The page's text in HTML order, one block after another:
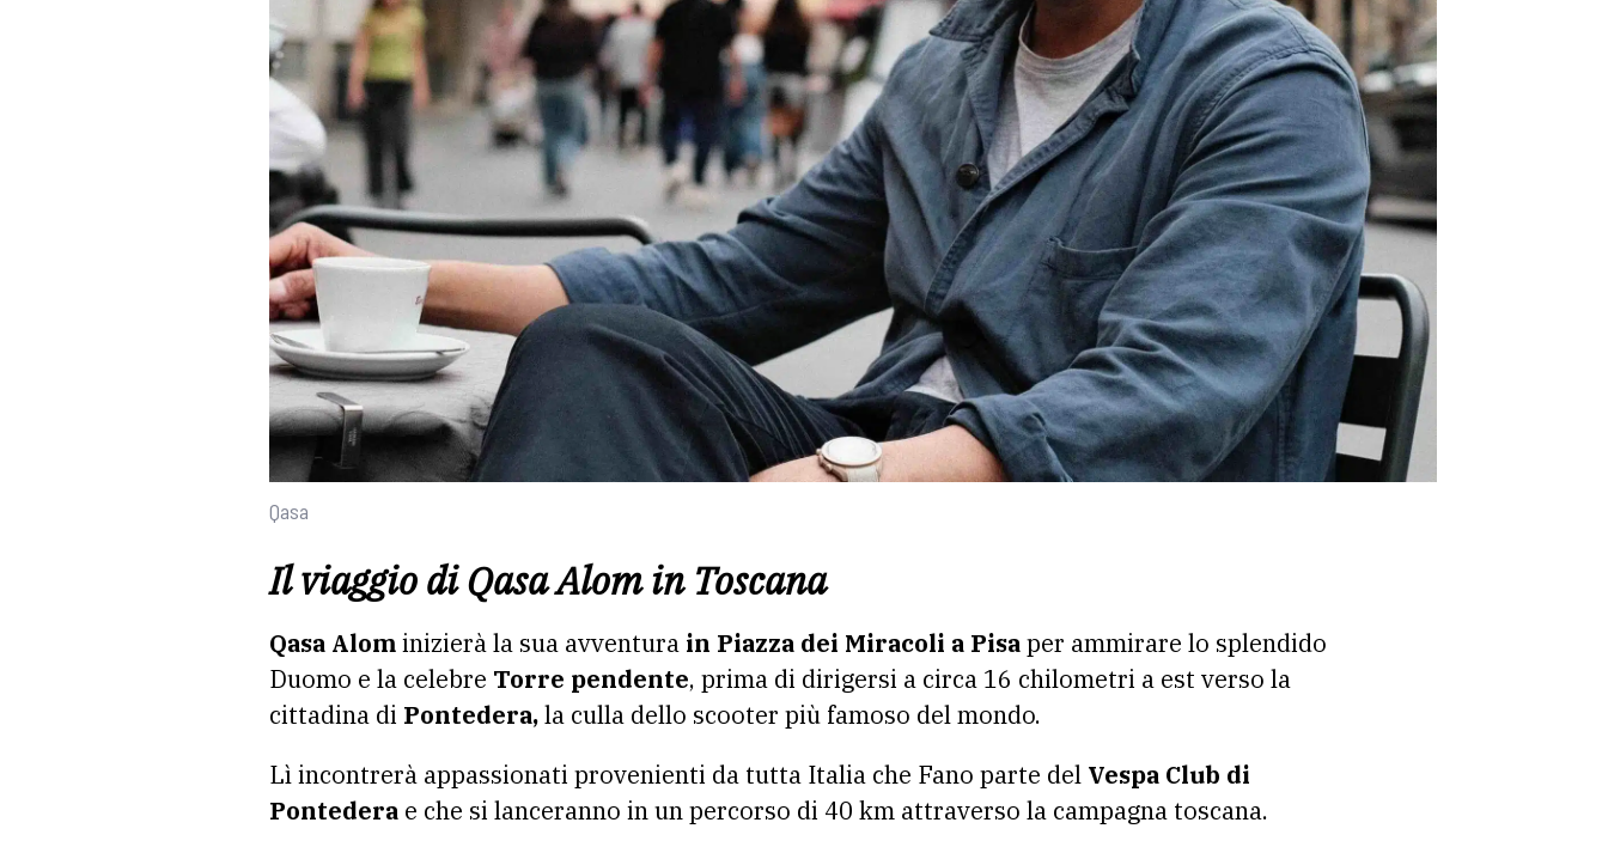
Qasa
Il viaggio di Qasa Alom in Toscana
Qasa Alominizierà la sua avventura in Piazza dei Miracoli a Pisaper ammirare lo splendido
Duomo e la celebre Torre pendente, prima di dirigersi a circa 16 chilometri a est verso la
cittadina di Pontedera,la culla dello scooter più famoso del mondo.
Lì incontrerà appassionati provenienti da tutta Italia che Fano parte del Vespa Club di
Pontedera e che si lanceranno in un percorso di 40 km attraverso la campagna toscana.